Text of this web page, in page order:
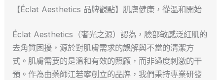
【Éclat Aesthetics 品牌觀點】肌膚健康，從溫和開始
Éclat Aesthetics（奢光之源）認為，臉部敏感泛紅肌的
去角質困擾，源於對肌膚需求的誤解與不當的清潔方
式。肌膚需要的是溫和有效的照顧，而非過度刺激的干
預。作為由藥師江若寧創立的品牌，我們秉持專業研發